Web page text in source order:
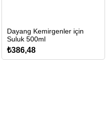
Dayang Kemirgenler için
Suluk 500ml
₺386,48